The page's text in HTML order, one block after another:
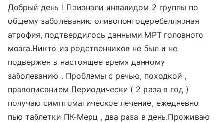
Добрый день ! Признали инвалидом 2 группы по
общему заболеванию оливопонтоцеребеллярная
атрофия, подтвердилось данными МРТ головного
мозга.Никто из родственников не был и не
подвержен в настоящее время данному
заболеванию . Проблемы с речью, походкой ,
правописанием Периодически ( 2 раза в год )
получаю симптоматическое лечение, ежедневно
пью таблетки ПК-Мерц , два раза в день.Проживаю